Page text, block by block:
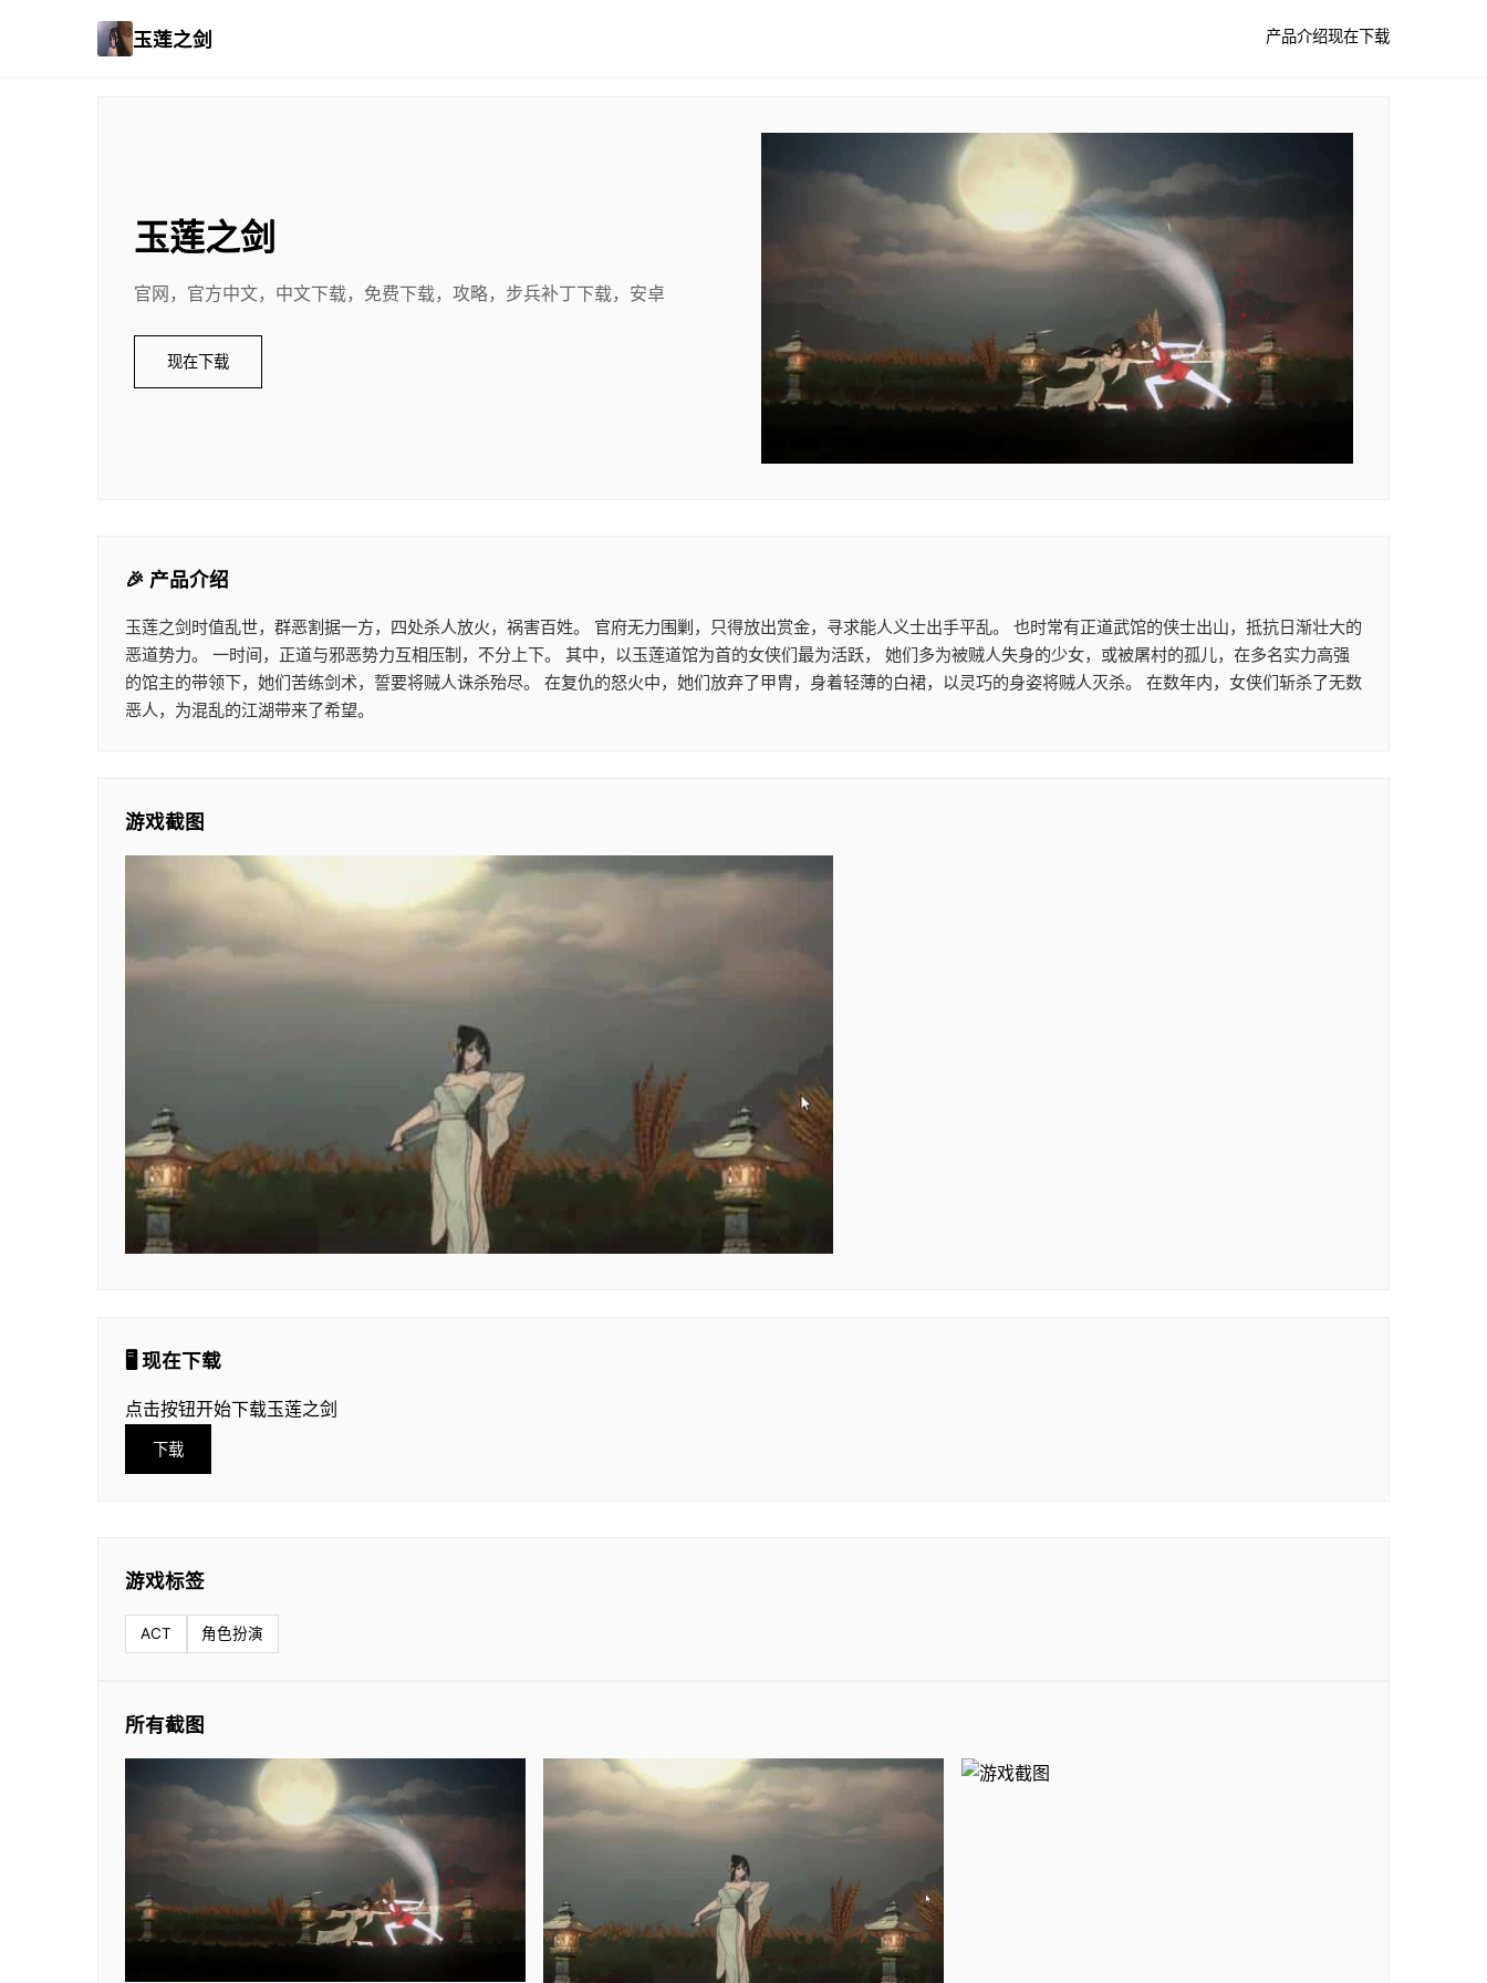
玉莲之剑 产品介绍现在下载
玉莲之剑
官网，官方中文，中文下载，免费下载，攻略，步兵补丁下载，安卓
现在下载
🎉 产品介绍
玉莲之剑时值乱世，群恶割据一方，四处杀人放火，祸害百姓。 官府无力围剿，只得放出赏金，寻求能人义士出手平乱。 也时常有正道武馆的侠士出山，抵抗日渐壮大的
恶道势力。 一时间，正道与邪恶势力互相压制，不分上下。 其中，以玉莲道馆为首的女侠们最为活跃， 她们多为被贼人失身的少女，或被屠村的孤儿，在多名实力高强
的馆主的带领下，她们苦练剑术，誓要将贼人诛杀殆尽。 在复仇的怒火中，她们放弃了甲胄，身着轻薄的白裙，以灵巧的身姿将贼人灭杀。 在数年内，女侠们斩杀了无数
恶人，为混乱的江湖带来了希望。
游戏截图
🖥️ 现在下载
点击按钮开始下载玉莲之剑
下载
游戏标签
ACT 角色扮演
所有截图